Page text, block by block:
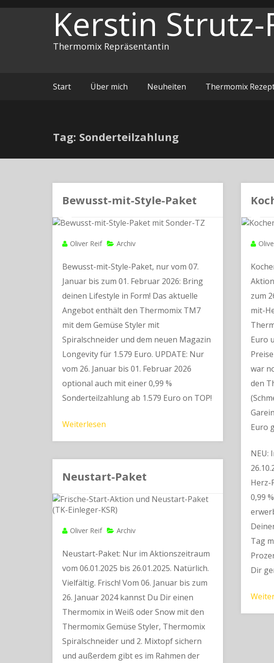
Kerstin Strutz-
Thermomix Repräsentantin
Start Über mich Neuheiten Thermomix
Tag: Sonderteilzahlung
Bewusst-mit-Style-Paket
Oliver Reif Archiv
Bewusst-mit-Style-Paket, nur vom 07.
Januar bis zum 01. Februar 2026: Bring
deinen Lifestyle in Form! Das aktuelle
Angebot enthält den Thermomix TM7
mit dem Gemüse Styler mit
Spiralschneider und dem neuen Magazin
Longevity für 1.579 Euro. UPDATE: Nur
vom 26. Januar bis 01. Februar 2026
optional auch mit einer 0,99 %
Sonderteilzahlung ab 1.579 Euro on TOP!
Weiterlesen
zum
mit-
Euro
war
den
Euro
NEU:
Herz-
0,99
Tag
Dir
Neustart-Paket
Oliver Reif Archiv
Neustart-Paket: Nur im Aktionszeitraum
vom 06.01.2025 bis 26.01.2025. Natürlich.
Vielfältig. Frisch! Vom 06. Januar bis zum
26. Januar 2024 kannst Du Dir einen
Thermomix in Weiß oder Snow mit den
Thermomix Gemüse Styler, Thermomix
Spiralschneider und 2. Mixtopf sichern
und außerdem gibt es im Rahmen der